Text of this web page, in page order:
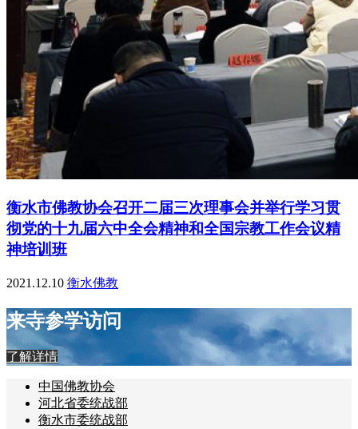
衡水市佛教协会召开二届三次理事会并举行学习贯
彻党的十九届六中全会精神和全国宗教工作会议精
神培训班
2021.12.10 衡水佛教
来寺参学访问
了解详情
中国佛教协会
河北省委统战部
衡水市委统战部